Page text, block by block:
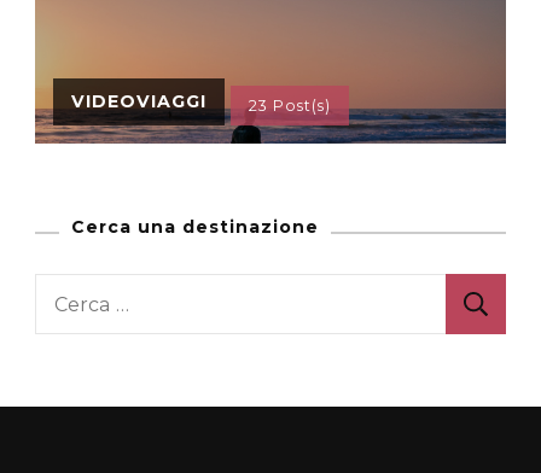
VIDEOVIAGGI 23 Post(s)
Cerca una destinazione